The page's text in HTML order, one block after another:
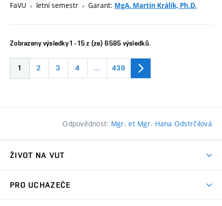
FaVU letní semestr Garant: MgA. Martin Králík, Ph.D.
Zobrazeny výsledky 1 - 15 z (ze) 6585 výsledků.
1 2 3 4 … 439
Odpovědnost: Mgr. et Mgr. Hana Odstrčilová
ŽIVOT NA VUT
PRO UCHAZEČE